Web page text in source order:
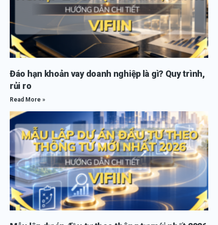
Đáo hạn khoản vay doanh nghiệp là gì? Quy trình,
rủi ro
Read More »